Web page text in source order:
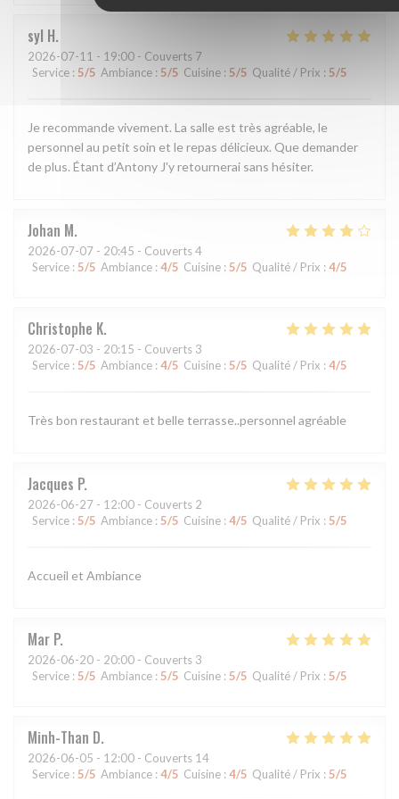
syl H
2026-07-11 - 19:00 - Couverts 7
Service : 5/5 Ambiance : 5/5 Cuisine : 5/5 Qualité / Prix : 5/5
Je recommande vivement. La salle est très agréable, le
personnel au petit soin et le repas délicieux. Que demander
de plus. Étant d’Antony J'y retournerai sans hésiter.
Johan M
2026-07-07 - 20:45 - Couverts 4
Service : 5/5 Ambiance : 4/5 Cuisine : 5/5 Qualité / Prix : 4/5
Christophe K
2026-07-03 - 20:15 - Couverts 3
Service : 5/5 Ambiance : 4/5 Cuisine : 5/5 Qualité / Prix : 4/5
Très bon restaurant et belle terrasse..personnel agréable
Jacques P
2026-06-27 - 12:00 - Couverts 2
Service : 5/5 Ambiance : 5/5 Cuisine : 4/5 Qualité / Prix : 5/5
Accueil et Ambiance
Mar P
2026-06-20 - 20:00 - Couverts 3
Service : 5/5 Ambiance : 5/5 Cuisine : 5/5 Qualité / Prix : 5/5
Minh-Than D
2026-06-05 - 12:00 - Couverts 14
Service : 5/5 Ambiance : 4/5 Cuisine : 4/5 Qualité / Prix : 5/5